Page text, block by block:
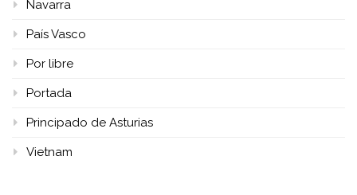
Navarra
País Vasco
Por libre
Portada
Principado de Asturias
Vietnam